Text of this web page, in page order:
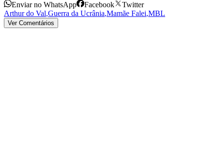
Enviar no WhatsApp Facebook
Twitter
Arthur do Val,Guerra da Ucrânia,Mamãe Falei,MBL
Ver Comentários